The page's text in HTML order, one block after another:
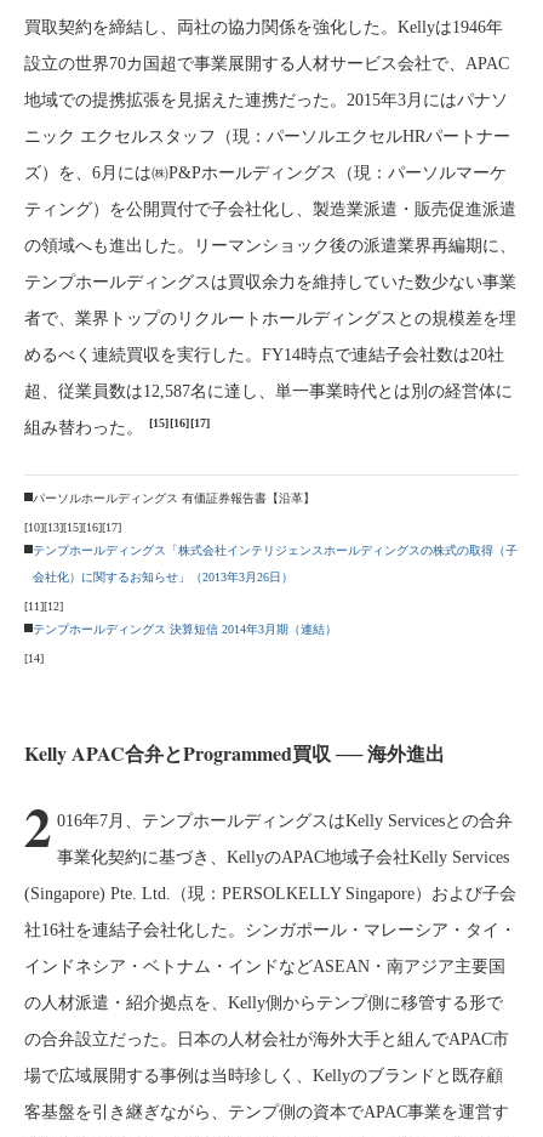
買取契約を締結し、両社の協力関係を強化した。Kellyは1946年
設立の世界70カ国超で事業展開する人材サービス会社で、APAC
地域での提携拡張を見据えた連携だった。2015年3月にはパナソ
ニック エクセルスタッフ（現：パーソルエクセルHRパートナー
ズ）を、6月には㈱P&Pホールディングス（現：パーソルマーケ
ティング）を公開買付で子会社化し、製造業派遣・販売促進派遣
の領域へも進出した。リーマンショック後の派遣業界再編期に、
テンプホールディングスは買収余力を維持していた数少ない事業
者で、業界トップのリクルートホールディングスとの規模差を埋
めるべく連続買収を実行した。FY14時点で連結子会社数は20社
超、従業員数は12,587名に達し、単一事業時代とは別の経営体に
組み替わった。
[15][16][17]
パーソルホールディングス 有価証券報告書【沿革】
[10][13][15][16][17]
テンプホールディングス「株式会社インテリジェンスホールディングスの株式の取得（子
会社化）に関するお知らせ」（2013年3月26日）
[11][12]
テンプホールディングス 決算短信 2014年3月期（連結）
[14]
Kelly APAC合弁とProgrammed買収 ── 海外進出
2 016年7月、テンプホールディングスはKelly Servicesとの合弁
事業化契約に基づき、KellyのAPAC地域子会社Kelly Services
(Singapore) Pte. Ltd.（現：PERSOLKELLY Singapore）および子会
社16社を連結子会社化した。シンガポール・マレーシア・タイ・
インドネシア・ベトナム・インドなどASEAN・南アジア主要国
の人材派遣・紹介拠点を、Kelly側からテンプ側に移管する形で
の合弁設立だった。日本の人材会社が海外大手と組んでAPAC市
場で広域展開する事例は当時珍しく、Kellyのブランドと既存顧
客基盤を引き継ぎながら、テンプ側の資本でAPAC事業を運営す